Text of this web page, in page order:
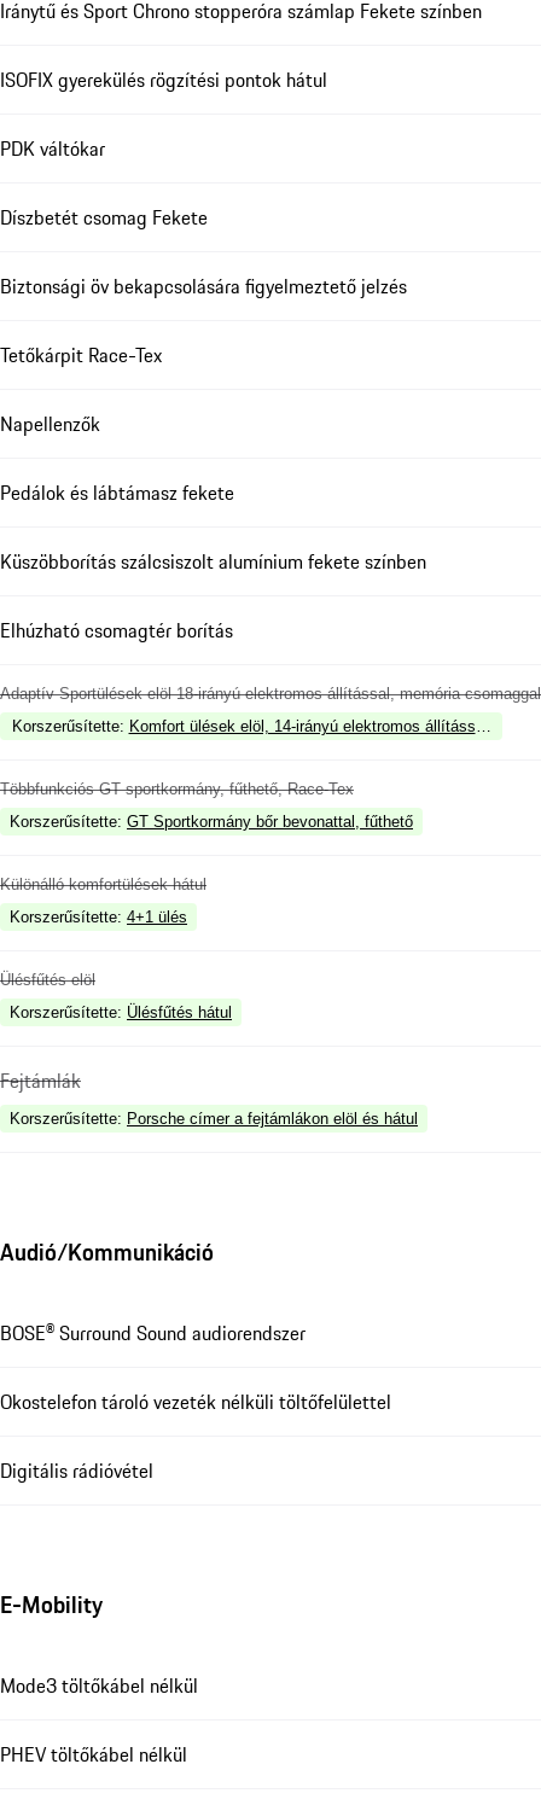
Iránytű és Sport Chrono stopperóra számlap Fekete színben
ISOFIX gyerekülés rögzítési pontok hátul
PDK váltókar
Díszbetét csomag Fekete
Biztonsági öv bekapcsolására figyelmeztető jelzés
Tetőkárpit Race-Tex
Napellenzők
Pedálok és lábtámasz fekete
Küszöbborítás szálcsiszolt alumínium fekete színben
Elhúzható csomagtér borítás
Adaptív Sportülések elöl 18-irányú elektromos állítással, memória csomaggal
Korszerűsítette: Komfort ülések elöl, 14-irányú elektromos állítással,
Többfunkciós GT sportkormány, fűthető, Race-Tex
Korszerűsítette: GT Sportkormány bőr bevonattal, fűthető
Különálló komfortülések hátul
Korszerűsítette: 4+1 ülés
Ülésfűtés elöl
Korszerűsítette: Ülésfűtés hátul
Fejtámlák
Korszerűsítette: Porsche címer a fejtámlákon elöl és hátul
Audió/Kommunikáció
BOSE® Surround Sound audiorendszer
Okostelefon tároló vezeték nélküli töltőfelülettel
Digitális rádióvétel
E-Mobility
Mode3 töltőkábel nélkül
PHEV töltőkábel nélkül